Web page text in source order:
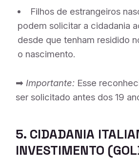
Filhos de estrangeiros
podem solicitar a cidadania
desde que tenham residido
o nascimento.
➡Importante: Esse
ser solicitado antes dos 19
5. CIDADANIA
INVESTIMENTO (